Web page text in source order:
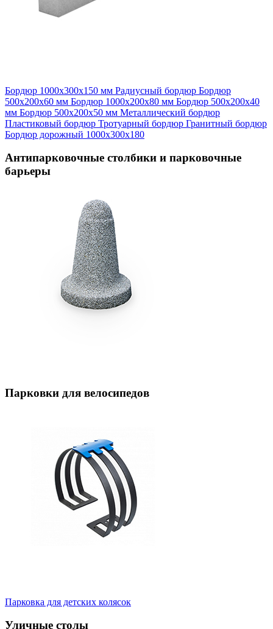
Бордюр 1000х300х150 мм Радиусный бордюр Бордюр
500х200х60 мм Бордюр 1000х200х80 мм Бордюр 500х200х40
мм Бордюр 500х200х50 мм Металлический бордюр
Пластиковый бордюр Тротуарный бордюр Гранитный бордюр
Бордюр дорожный 1000х300х180
Антипарковочные столбики и парковочные
барьеры
Парковки для велосипедов
Парковка для детских колясок
Уличные столы